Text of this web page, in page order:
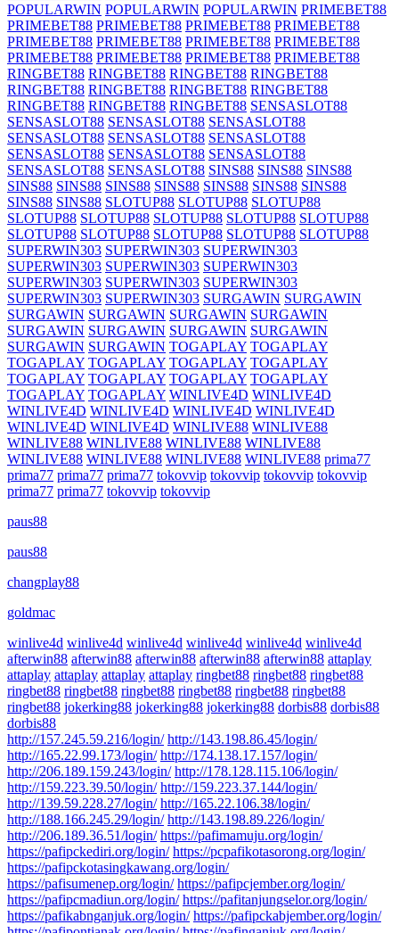
POPULARWIN POPULARWIN POPULARWIN PRIMEBET88
PRIMEBET88 PRIMEBET88 PRIMEBET88 PRIMEBET88
PRIMEBET88 PRIMEBET88 PRIMEBET88 PRIMEBET88
PRIMEBET88 PRIMEBET88 PRIMEBET88 PRIMEBET88
RINGBET88 RINGBET88 RINGBET88 RINGBET88
RINGBET88 RINGBET88 RINGBET88 RINGBET88
RINGBET88 RINGBET88 RINGBET88 SENSASLOT88
SENSASLOT88 SENSASLOT88 SENSASLOT88
SENSASLOT88 SENSASLOT88 SENSASLOT88
SENSASLOT88 SENSASLOT88 SENSASLOT88
SENSASLOT88 SENSASLOT88 SINS88 SINS88 SINS88
SINS88 SINS88 SINS88 SINS88 SINS88 SINS88 SINS88
SINS88 SINS88 SLOTUP88 SLOTUP88 SLOTUP88
SLOTUP88 SLOTUP88 SLOTUP88 SLOTUP88 SLOTUP88
SLOTUP88 SLOTUP88 SLOTUP88 SLOTUP88 SLOTUP88
SUPERWIN303 SUPERWIN303 SUPERWIN303
SUPERWIN303 SUPERWIN303 SUPERWIN303
SUPERWIN303 SUPERWIN303 SUPERWIN303
SUPERWIN303 SUPERWIN303 SURGAWIN SURGAWIN
SURGAWIN SURGAWIN SURGAWIN SURGAWIN
SURGAWIN SURGAWIN SURGAWIN SURGAWIN
SURGAWIN SURGAWIN TOGAPLAY TOGAPLAY
TOGAPLAY TOGAPLAY TOGAPLAY TOGAPLAY
TOGAPLAY TOGAPLAY TOGAPLAY TOGAPLAY
TOGAPLAY TOGAPLAY WINLIVE4D WINLIVE4D
WINLIVE4D WINLIVE4D WINLIVE4D WINLIVE4D
WINLIVE4D WINLIVE4D WINLIVE88 WINLIVE88
WINLIVE88 WINLIVE88 WINLIVE88 WINLIVE88
WINLIVE88 WINLIVE88 WINLIVE88 WINLIVE88 prima77
prima77 prima77 prima77 tokovvip tokovvip tokovvip tokovvip
prima77 prima77 tokovvip tokovvip
paus88
paus88
changplay88
goldmac
winlive4d winlive4d winlive4d winlive4d winlive4d winlive4d
afterwin88 afterwin88 afterwin88 afterwin88 afterwin88 attaplay
attaplay attaplay attaplay attaplay ringbet88 ringbet88 ringbet88
ringbet88 ringbet88 ringbet88 ringbet88 ringbet88 ringbet88
ringbet88 jokerking88 jokerking88 jokerking88 dorbis88 dorbis88
dorbis88
http://157.245.59.216/login/ http://143.198.86.45/login/
http://165.22.99.173/login/ http://174.138.17.157/login/
http://206.189.159.243/login/ http://178.128.115.106/login/
http://159.223.39.50/login/ http://159.223.37.144/login/
http://139.59.228.27/login/ http://165.22.106.38/login/
http://188.166.245.29/login/ http://143.198.89.226/login/
http://206.189.36.51/login/ https://pafimamuju.org/login/
https://pafipckediri.org/login/ https://pcpafikotasorong.org/login/
https://pafipckotasingkawang.org/login/
https://pafisumenep.org/login/ https://pafipcjember.org/login/
https://pafipcmadiun.org/login/ https://pafitanjungselor.org/login/
https://pafikabnganjuk.org/login/ https://pafipckabjember.org/login/